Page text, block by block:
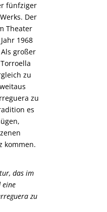
fünfziger
Der
Theater
1968
großer
zu
zu
es
kommen.
das im
eine
zu